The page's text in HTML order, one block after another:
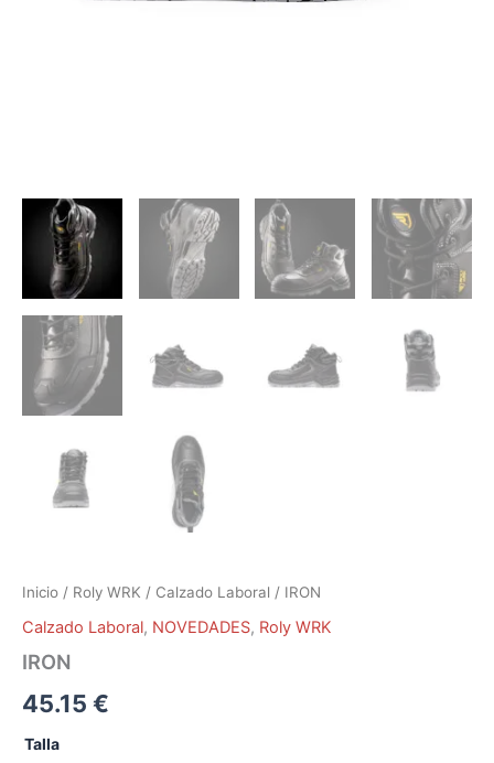
Inicio / Roly WRK / Calzado Laboral / IRON
Calzado Laboral, NOVEDADES, Roly WRK
IRON
45.15 €
Talla